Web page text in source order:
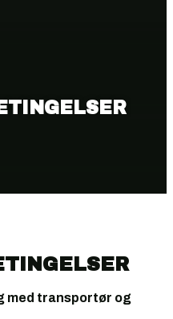
med transportør og